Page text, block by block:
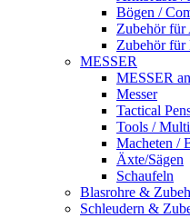
Bögen /
Zubehör für
Zubehör für
MESSER
MESSER
Messer
Tactical
Tools /
Macheten /
Äxte/Sägen
Schaufeln
Blasrohre &
Schleudern &